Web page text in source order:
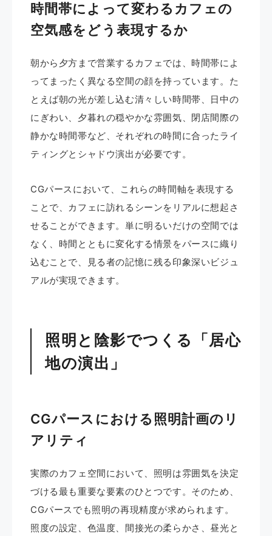
時間帯によって変わるカフェの
空気感をどう表現するか
朝から夕方まで営業するカフェでは、時間帯によ
ってまったく異なる空間の顔を持っています。た
とえば朝の光が差し込む清々しい時間帯、日中の
にぎわい、夕暮れの穏やかな雰囲気、閉店間際の
静かな時間帯など、それぞれの時間に合ったライ
ティングとシャドウ演出が必要です。
CGパースにおいて、これらの時間軸を表現する
ことで、カフェに訪れるシーンをリアルに想起さ
せることができます。単に明るいだけの空間では
なく、時間とともに変化する情景をパースに織り
込むことで、見る者の記憶に残る印象深いビジュ
アルが実現できます。
照明と陰影でつくる「居心
地の演出」
CGパースにおける照明計画のリ
アリティ
実際のカフェ空間において、照明は雰囲気を決定
づける最も重要な要素のひとつです。そのため、
CGパースでも照明の再現精度が求められます。
照度の設定、色温度、間接光の柔らかさ、昼光と